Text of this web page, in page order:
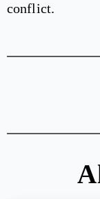
conflict.